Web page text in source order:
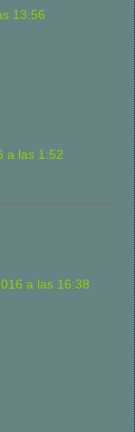
13:56
a las 1:52
a las 16:38